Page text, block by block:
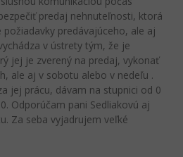
predaj nehnuteľnosti, ktorá
predávajúceho, ale aj
v ústrety tým, že je
jej je zverený na predaj, vykonať
ale aj v sobotu alebo v nedeľu .
jej prácu, dávam na stupnici od 0
Odporúčam pani Sedliakovú aj
Za seba vyjadrujem veľké